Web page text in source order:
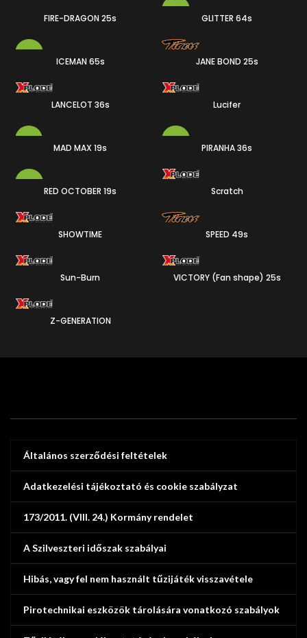
FIRE-DRAGON 25s GLITTER 64s
ICEMAN 65s JANE BOND 25s
LANCELOT 36s Lucifer
MAD MAX 19s PIRANHA 36s
RED OCTOBER 19s Scratch
SHOWTIME SPEED 49s
Sun-Burn VICTORY (Fan shape) 25s
Z-GENERATION
Általános szerződési feltételek
Adatkezelési tájékoztató és cookie szabályzat
173/2011. (VIII. 24.) Kormány rendelet
A Szilveszteri időszak szabályai
Hibás, vagy fel nem használt tűzijáték visszavétele
Pirotechnikai eszközök tárolására vonatkozó szabályok